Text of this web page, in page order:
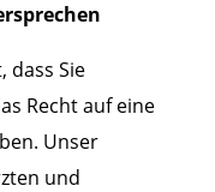
dass Sie
Recht auf eine
Unser
und